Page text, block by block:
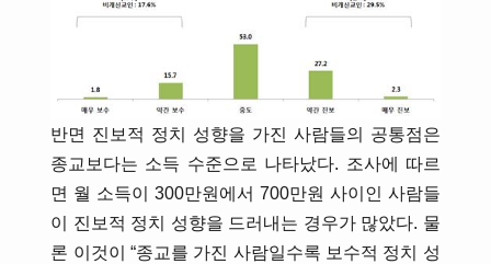
반면 진보적 정치 성향을 가진 사람들의 공통점은
종교보다는 소득 수준으로 나타났다. 조사에 따르
면 월 소득이 300만원에서 700만원 사이인 사람들
이 진보적 정치 성향을 드러내는 경우가 많았다. 물
론 이것이 “종교를 가진 사람일수록 보수적 정치 성